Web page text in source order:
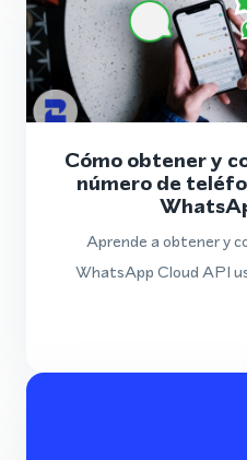
Cómo obtener y
número de
Aprende a obtener y
WhatsApp Cloud API